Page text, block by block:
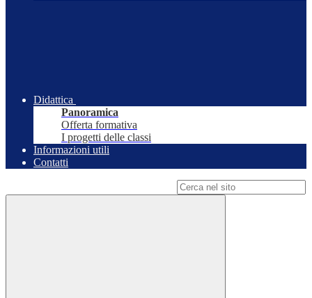
Didattica
Panoramica
Offerta formativa
I progetti delle classi
Informazioni utili
Contatti